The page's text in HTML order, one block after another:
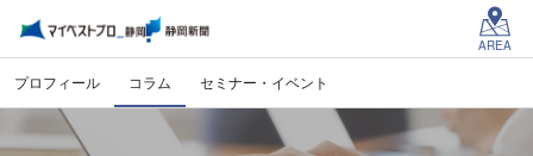
AREA
プロフィール コラム セミナー・イベント